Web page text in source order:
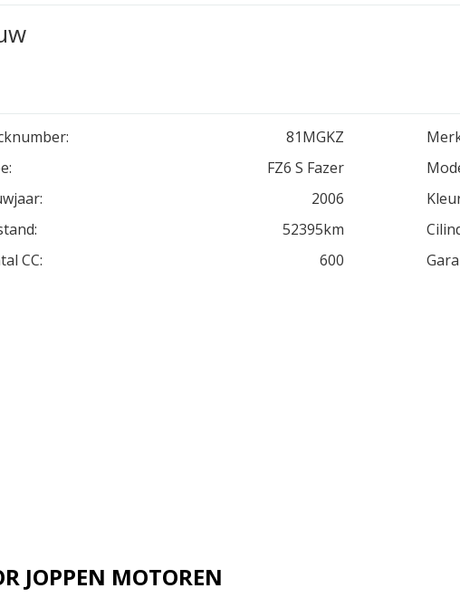
81MGKZ
FZ6 S Fazer
2006
52395km
CC:
600
JOPPEN MOTOREN